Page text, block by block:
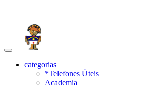
Toggle
navigationcategorias
*Telefones Úteis
Academia